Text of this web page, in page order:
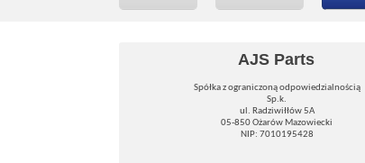
AJS Parts
Spółka z ograniczoną odpowiedzialnością
Sp.k.
ul. Radziwiłłów 5A
05-850 Ożarów Mazowiecki
NIP: 7010195428